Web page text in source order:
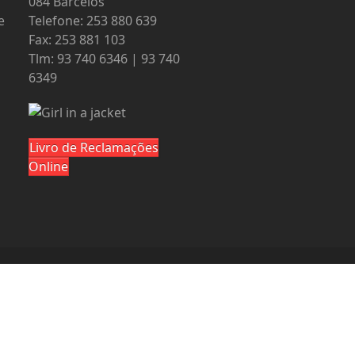
Telefone: 253 880 639
Fax: 253 881 103
Tlm: 93 740 6346 | 93 740
6349
Livro de Reclamações
Online